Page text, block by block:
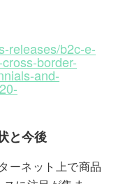
releases/b2c-e-
border-
and-
と今後
ーネット上で商品